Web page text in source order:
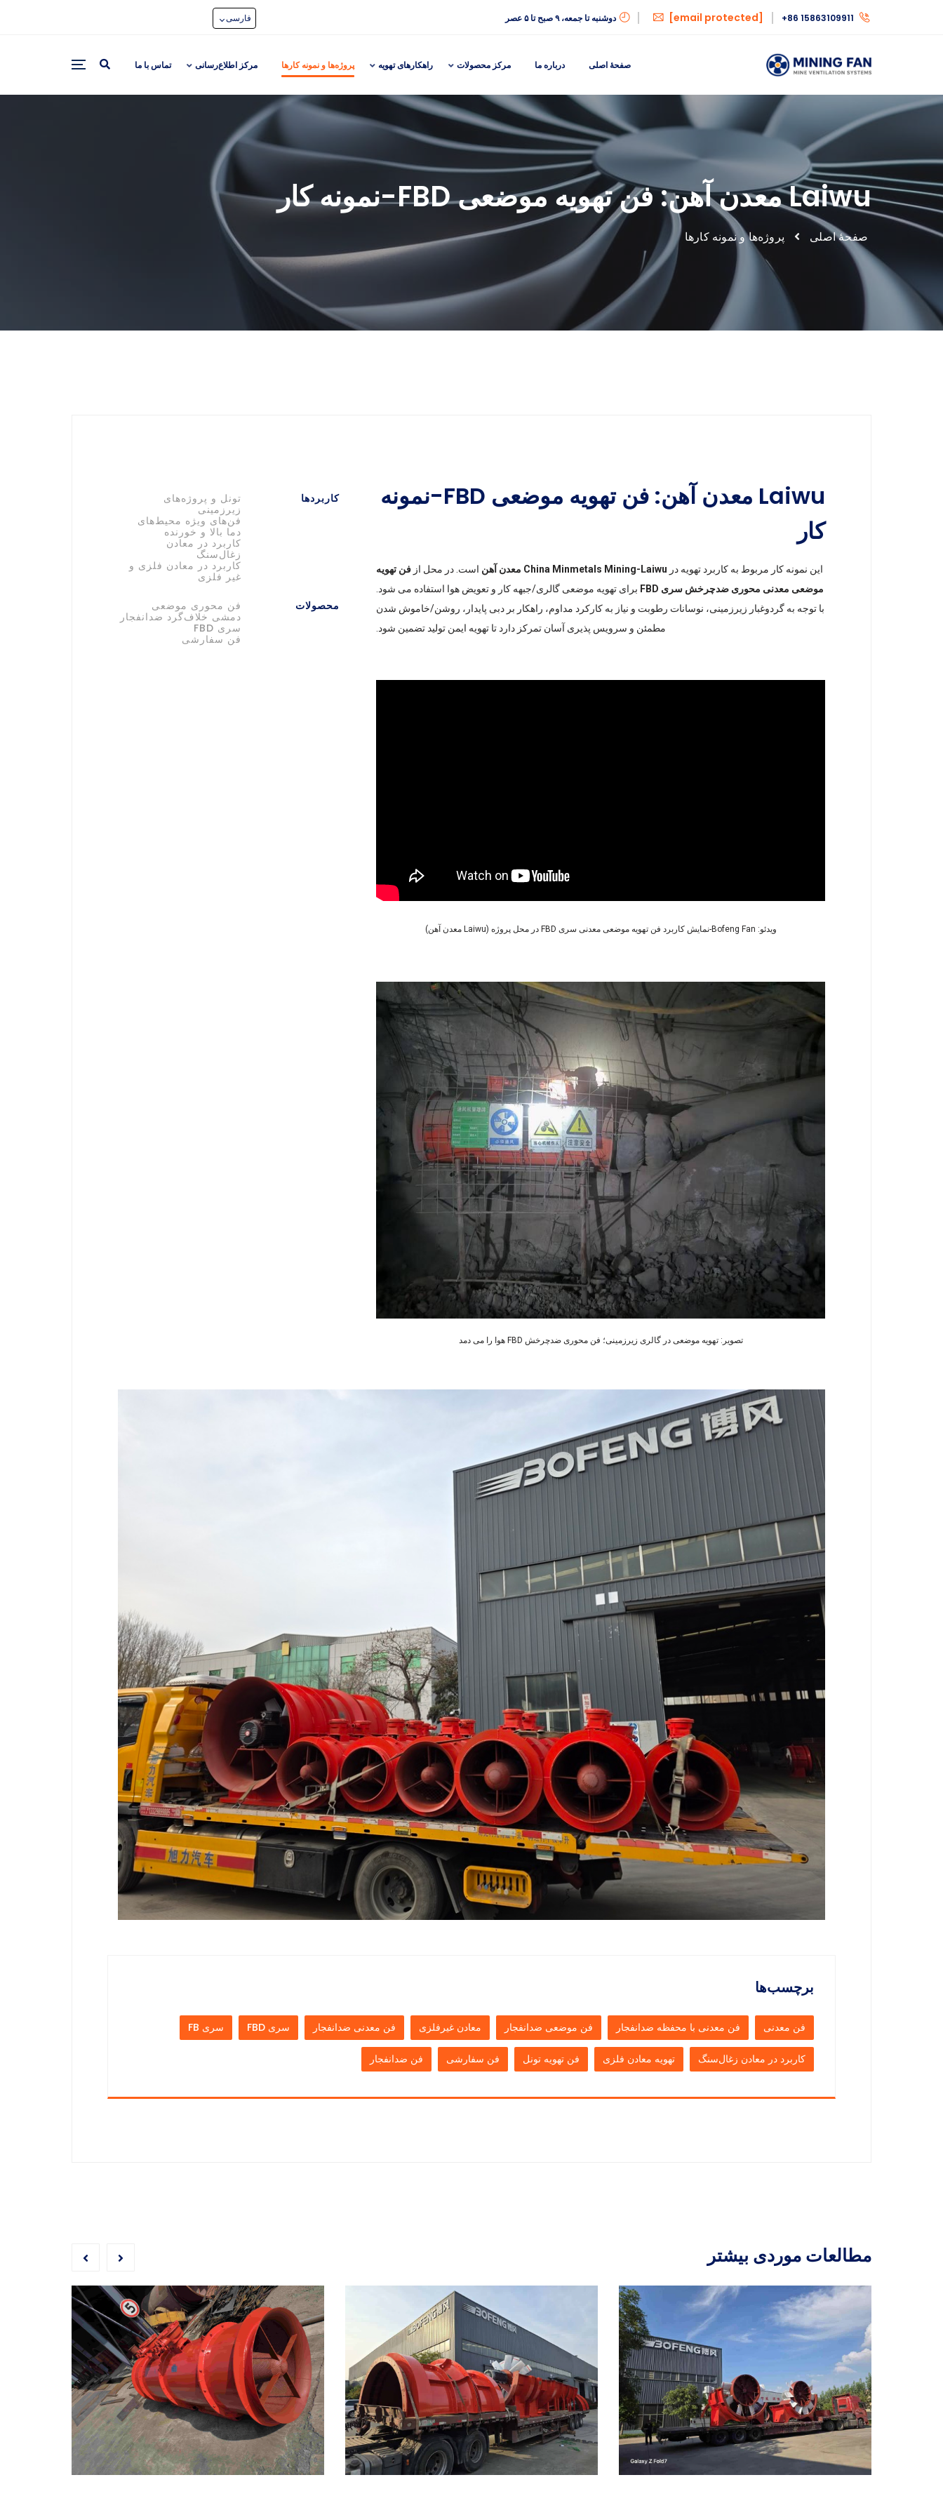
+86 15863109911
[email protected] دوشنبه تا جمعه، ۹ صبح تا ۵ عصر فارسی
صفحهٔ اصلی درباره ما مرکز محصولات راهکارهای تهویه پروژه‌ها و نمونه کارها مرکز اطلاع‌رسانی تماس با ما
Laiwu معدن آهن: فن تهویه موضعی FBD-نمونه کار
صفحهٔ اصلی پروژه‌ها و نمونه کارها
Laiwu معدن آهن: فن تهویه موضعی FBD-نمونه
کار
این نمونه کار مربوط به کاربرد تهویه در China Minmetals Mining-Laiwu معدن آهن است. در محل از فن تهویه
موضعی معدنی محوری ضدچرخش سری FBD
برای تهویه موضعی گالری/جبهه کار و تعویض هوا استفاده می شود.
با توجه به گردوغبار زیرزمینی، نوسانات رطوبت و نیاز به کارکرد مداوم، راهکار بر دبی پایدار، روشن/خاموش شدن
مطمئن و سرویس پذیری آسان تمرکز دارد تا تهویه ایمن تولید تضمین شود.
ویدئو: Bofeng Fan-نمایش کاربرد فن تهویه موضعی معدنی سری FBD در محل پروژه (Laiwu معدن آهن)
تصویر: تهویه موضعی در گالری زیرزمینی؛ فن محوری ضدچرخش FBD هوا را می دمد
کاربردها
تونل و پروژه‌های
زیرزمینی
فن‌های ویژه محیط‌های
دما بالا و خورنده
کاربرد در معادن
زغال‌سنگ
کاربرد در معادن فلزی و
غیر فلزی
محصولات
فن محوری موضعی
دمشی خلاف‌گرد ضدانفجار
سری FBD
فن سفارشی
برچسب‌ها
فن معدنی فن معدنی با محفظه ضدانفجار فن موضعی ضدانفجار معادن غیرفلزی فن معدنی ضدانفجار سری FBD سری FB
کاربرد در معادن زغال‌سنگ تهویه معادن فلزی فن تهویه تونل فن سفارشی فن ضدانفجار
مطالعات موردی بیشتر